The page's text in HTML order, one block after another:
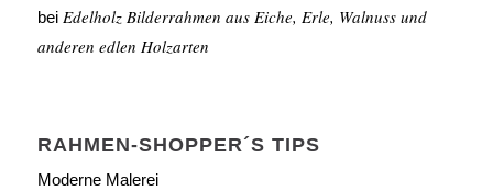
bei Edelholz Bilderrahmen aus Eiche, Erle, Walnuss und
anderen edlen Holzarten
RAHMEN-SHOPPER´S TIPS
Moderne Malerei